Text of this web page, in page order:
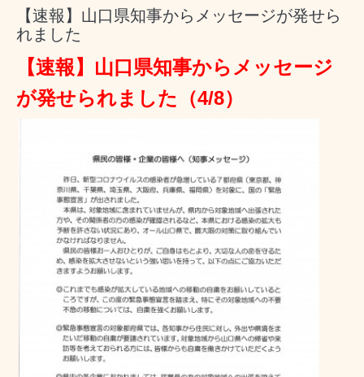
【速報】山口県知事からメッセージが発せら
れました
【速報】山口県知事からメッセージ
が発せられました（4/8）